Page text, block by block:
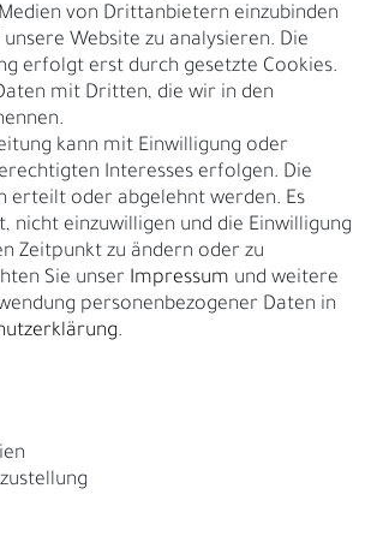
& HÄNDLER
sich direkt an unser Service-Team.
- 14:00
93053 Regensburg, Nelkenweg 3b
von Drittanbietern einzubinden
Website zu analysieren. Die
erfolgt erst durch gesetzte Cookies.
mit Dritten, die wir in den
kann mit Einwilligung oder
Interesses erfolgen. Die
erteilt oder abgelehnt werden. Es
nicht einzuwilligen und die Einwilligung
Zeitpunkt zu ändern oder zu
Sie unser Impressum und weitere
personenbezogener Daten in
.